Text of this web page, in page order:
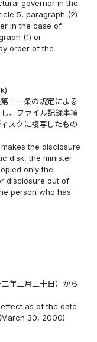
governor in the
5, paragraph (2)
in the case of
(1) or
order of the
十一条の規定による
、ファイル記録事項
スクに複写したもの
the disclosure
disk, the minister
only the
disclosure out of
person who has
年三月三十日）から
as of the date
30, 2000).